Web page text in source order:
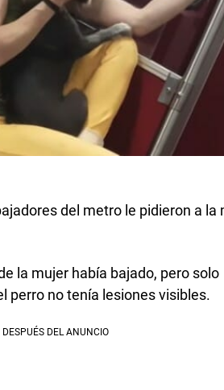
del metro le pidieron a la
la mujer había bajado, pero solo
perro no tenía lesiones visibles.